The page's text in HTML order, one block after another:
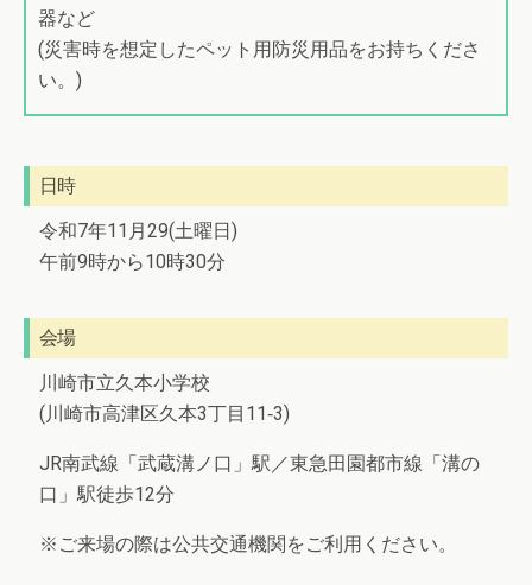
器など
(災害時を想定したペット用防災用品をお持ちくださ
い。)
日時
令和7年11月29(土曜日)
午前9時から10時30分
会場
川崎市立久本小学校
(川崎市高津区久本3丁目11‐3)
JR南武線「武蔵溝ノ口」駅／東急田園都市線「溝の
口」駅徒歩12分
※ご来場の際は公共交通機関をご利用ください。